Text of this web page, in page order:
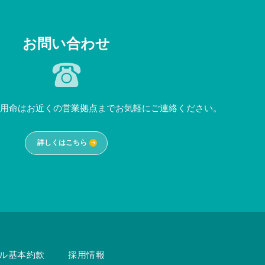
お問い合わせ
命はお近くの営業拠点までお気軽にご連絡ください。
詳しくはこちら
基本約款 採用情報